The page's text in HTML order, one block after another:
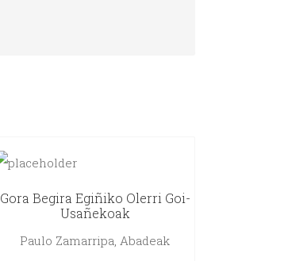
Gora Begira Egiñiko Olerri Goi-
Usañekoak
Paulo Zamarripa, Abadeak